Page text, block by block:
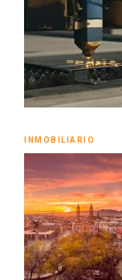
INMOBILIARIO